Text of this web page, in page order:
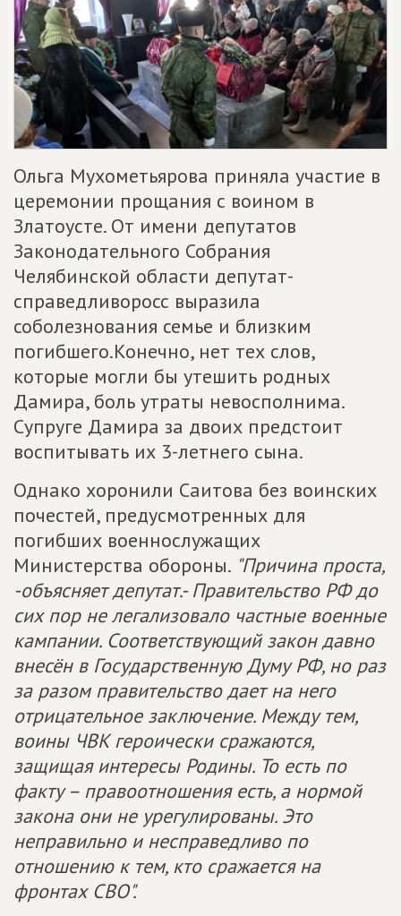
Ольга Мухометьярова приняла участие в
церемонии прощания с воином в
Златоусте. От имени депутатов
Законодательного Собрания
Челябинской области депутат-
справедливоросс выразила
соболезнования семье и близким
погибшего.Конечно, нет тех слов,
которые могли бы утешить родных
Дамира, боль утраты невосполнима.
Супруге Дамира за двоих предстоит
воспитывать их 3-летнего сына.
Однако хоронили Саитова без воинских
почестей, предусмотренных для
погибших военнослужащих
Министерства обороны. "Причина проста,
-объясняет депутат.- Правительство РФ до
сих пор не легализовало частные военные
кампании. Соответствующий закон давно
внесён в Государственную Думу РФ, но раз
за разом правительство дает на него
отрицательное заключение. Между тем,
воины ЧВК героически сражаются,
защищая интересы Родины. То есть по
факту – правоотношения есть, а нормой
закона они не урегулированы. Это
неправильно и несправедливо по
отношению к тем, кто сражается на
фронтах СВО".